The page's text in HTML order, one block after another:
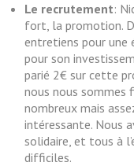
Le recrutement:
fort, la promotion.
entretiens pour une
pour son
parié 2€ sur cette
nous nous sommes
nombreux mais
intéressante. Nous
solidaire, et tous à
difficiles.